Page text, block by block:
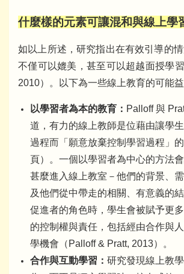
什麼樣的元素可讓混和與線上學
如以上所述，研究指出在有效引導的
不僅可以媲美，甚至可以超越面授學
2010）。以下為一些線上教育的可能益
以學習者為本的教育： Palloff 與
道，有力的線上教師是位藉由讓學
過程而「願意放棄控制學習過程」
頁）。一個以學習者為中心的方法
甚麼進入線上教室－他們的背景、
及他們從中帶走的相關、有意義的
促進者的角色時，學生會被賦予更
的控制權與責任，包括經由合作與
學機會（Palloff & Pratt, 2013）。
合作與互動學習： 研究發現線上教